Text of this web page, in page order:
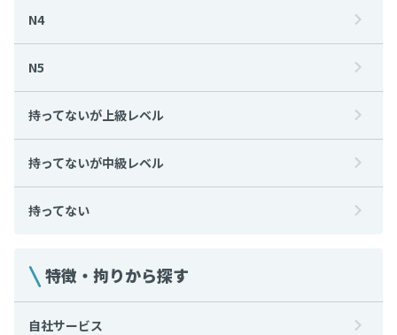
N4
N5
持ってないが上級レベル
持ってないが中級レベル
持ってない
特徴・拘りから探す
自社サービス